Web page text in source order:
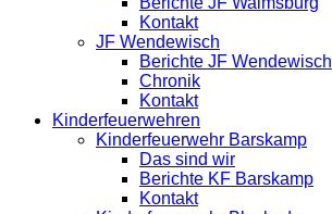
Kontakt
JF Wendewisch
Berichte JF Wendewisch
Chronik
Kontakt
Kinderfeuerwehren
Kinderfeuerwehr Barskamp
Das sind wir
Berichte KF Barskamp
Kontakt